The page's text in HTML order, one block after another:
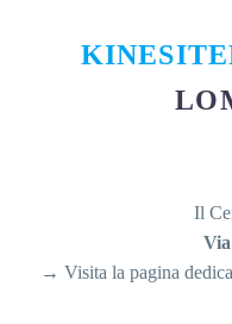
Il
→ Visita la pagina